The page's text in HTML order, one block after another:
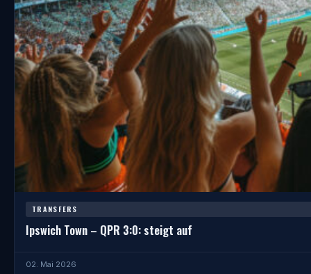
TRANSFERS
Ipswich Town – QPR 3:0: steigt auf
02. Mai 2026